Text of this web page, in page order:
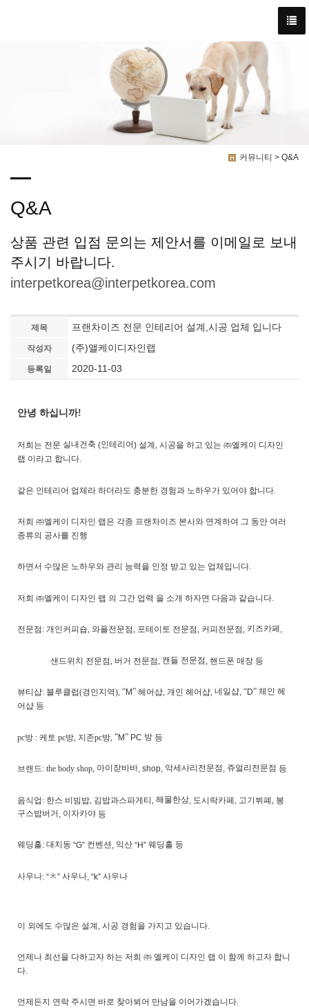
커뮤니티 > Q&A
Q&A
상품 관련 입점 문의는 제안서를 이메일로 보내
주시기 바랍니다.
interpetkorea@interpetkorea.com
제목 프랜차이즈 전문 인테리어 설계,시공 업체 입니다
작성자 (주)앨케이디자인랩
등록일 2020-11-03
안녕 하십니까!
저희는 전문 실내건축 (인테리어) 설계 , 시공을 하고 있는 ㈜엘케이 디자인
랩 이 라고 합니다.
같은 인테리어 업체라 하더라도 충분한 경험과 노하우가 있어야 합니다
저희 ㈜엘케이 디자인 랩은 각종 프랜차이즈 본사와 연계하여 그 동안 여러
종류의 공사를 진행
하면서 수많은 노하우와 관리 능력을 인정 받고 있는 업체입니다.
저희 ㈜엘케이 디자인 랩 의 그간 업력 을 소개 하자면 다음과 같습니다
전문점 : 개인 커피숍, 와플전문점, 포테이토 전문점, 커피전문점, 키즈카페 ,
샌드위치 전문점 버거 전문점 캔들 전문점 핸드폰 매장 등
뷰티샵: 블루클럽(경인지역), “M” 헤어샵, 개인 헤어샵, 네일샵, “D” 체인 헤
어샵 등
pc방 : 케토 pc방 지존pc방 ”M” PC 방 등
브랜드: the body shop, 아이잗바바, shop, 악세사리전문점 , 쥬얼리전문점 등
음식업: 한스 비빔밥 김밥과스파게티 해물한상 도시락카페 고기뷔폐 봉
구스밥버거 , 이자카야 등
웨딩홀: 대치동 “G” 컨벤션 , 익산 “H” 웨딩홀 등
사우나: “ㅊ” 사우나, “k” 사우나
이 외에도 수많은 설계 시공 경험을 가지고 있습니다
언제나 최선을 다하고자 하는 저희 ㈜ 엘케이 디자인 랩 이 함께 하고자 합니
다
언제든지 연락 주시면 바로 찾아뵈어 만남을 이어가겠습니다.